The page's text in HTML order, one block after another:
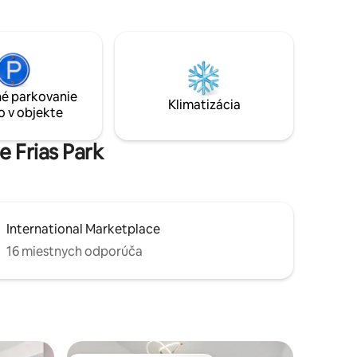
parkovanie
v objekte
Klimatizácia
Frias Park
International Marketplace
16 miestnych odporúča